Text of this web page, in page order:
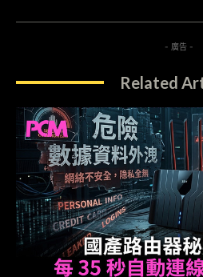
- 廣告 -
Related